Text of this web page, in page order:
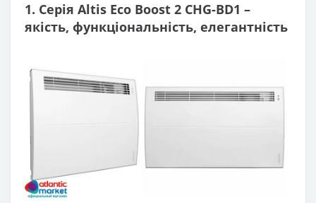
1. Серія Altis Eco Boost 2 CHG-BD1 –
якість, функціональність, елегантність